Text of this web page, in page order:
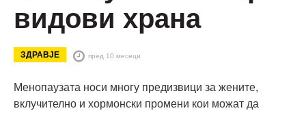
видови храна
ЗДРАВЈЕ пред 10 месеци
Менопаузата носи многу предизвици за жените,
вклучително и хормонски промени кои можат да